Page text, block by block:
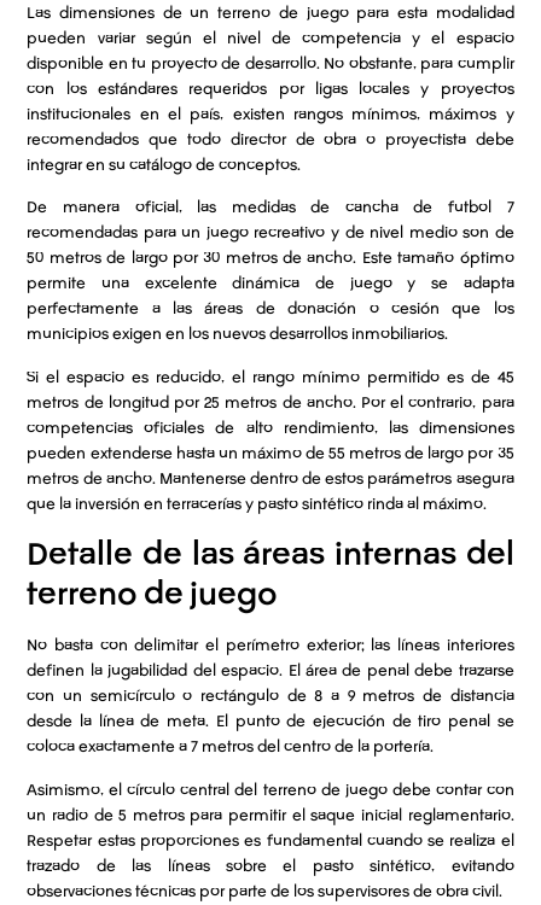
Las dimensiones de un terreno de juego para esta modalidad
pueden variar según el nivel de competencia y el espacio
disponible en tu proyecto de desarrollo. No obstante, para cumplir
con los estándares requeridos por ligas locales y proyectos
institucionales en el país, existen rangos mínimos, máximos y
recomendados que todo director de obra o proyectista debe
integrar en su catálogo de conceptos.
De manera oficial, las medidas de cancha de futbol 7
recomendadas para un juego recreativo y de nivel medio son de
50 metros de largo por 30 metros de ancho. Este tamaño óptimo
permite una excelente dinámica de juego y se adapta
perfectamente a las áreas de donación o cesión que los
municipios exigen en los nuevos desarrollos inmobiliarios.
Si el espacio es reducido, el rango mínimo permitido es de 45
metros de longitud por 25 metros de ancho. Por el contrario, para
competencias oficiales de alto rendimiento, las dimensiones
pueden extenderse hasta un máximo de 55 metros de largo por 35
metros de ancho. Mantenerse dentro de estos parámetros asegura
que la inversión en terracerías y pasto sintético rinda al máximo.
Detalle de las áreas internas del
terreno de juego
No basta con delimitar el perímetro exterior; las líneas interiores
definen la jugabilidad del espacio. El área de penal debe trazarse
con un semicírculo o rectángulo de 8 a 9 metros de distancia
desde la línea de meta. El punto de ejecución de tiro penal se
coloca exactamente a 7 metros del centro de la portería.
Asimismo, el círculo central del terreno de juego debe contar con
un radio de 5 metros para permitir el saque inicial reglamentario.
Respetar estas proporciones es fundamental cuando se realiza el
trazado de las líneas sobre el pasto sintético, evitando
observaciones técnicas por parte de los supervisores de obra civil.